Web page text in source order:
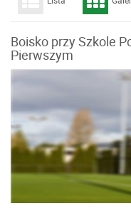
Boisko przy Szkole
Pierwszym